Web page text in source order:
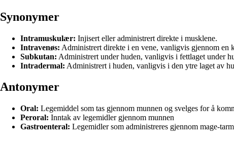
Synonymer
Intramuskulær: Injisert eller administrert direkte i musklene.
Intravenøs: Administrert direkte i en vene, vanligvis gjennom en
Subkutan: Administrert under huden, vanligvis i fettlaget under
Intradermal: Administrert i huden, vanligvis i den ytre laget av
Antonymer
Oral: Legemiddel som tas gjennom munnen og svelges for å
Peroral: Inntak av legemidler gjennom munnen
Gastroenteral: Legemidler som administreres gjennom mage-